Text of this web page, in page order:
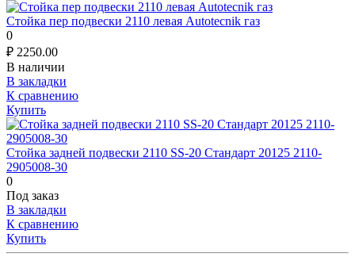
Стойка пер подвески 2110 левая Autotecnik газ
0
₽ 2250.00
В наличии
В закладки
К сравнению
Купить
Стойка задней подвески 2110 SS-20 Стандарт 20125 2110-
2905008-30
0
Под заказ
В закладки
К сравнению
Купить